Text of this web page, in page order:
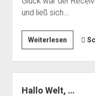
und ließ sich…
Weiterlesen
Defy
und
Hallo Welt, …